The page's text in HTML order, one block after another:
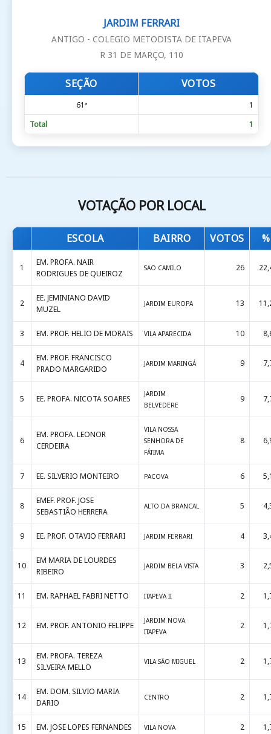
JARDIM FERRARI
ANTIGO - COLEGIO METODISTA DE ITAPEVA
R 31 DE MARÇO, 110
SEÇÃO VOTOS
61ª
1
Total
1
VOTAÇÃO POR LOCAL
ESCOLA BAIRRO VOTOS %
1
EM. PROFA. NAIR
RODRIGUES DE QUEIROZ
SAO CAMILO 26
2
EE. JEMINIANO DAVID
MUZEL
JARDIM EUROPA 13
3 EM. PROF. HELIO DE MORAIS VILA APARECIDA 10
4
EM. PROF. FRANCISCO
PRADO MARGARIDO
JARDIM MARINGÁ 9
5 EE. PROFA. NICOTA SOARES
JARDIM
BELVEDERE
9
6
EM. PROFA. LEONOR
CERDEIRA
VILA NOSSA
SENHORA DE
FÁTIMA
8
7 EE. SILVERIO MONTEIRO PACOVA 6
8
EMEF. PROF. JOSE
SEBASTIÃO HERRERA
ALTO DA BRANCAL 5
9 EE. PROF. OTAVIO FERRARI JARDIM FERRARI 4
10
EM MARIA DE LOURDES
RIBEIRO
JARDIM BELA VISTA 3
11 EM. RAPHAEL FABRI NETTO ITAPEVA II 2
12 EM. PROF. ANTONIO FELIPPE
JARDIM NOVA
ITAPEVA
2
13
EM. PROFA. TEREZA
SILVEIRA MELLO
VILA SÃO MIGUEL 2
14
EM. DOM. SILVIO MARIA
DARIO
CENTRO 2
15 EM. JOSE LOPES FERNANDES VILA NOVA 2